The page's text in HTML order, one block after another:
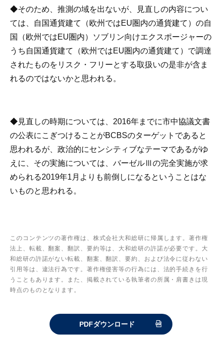
◆そのため、推測の域を出ないが、見直しの内容につい
ては、自国通貨建て（欧州ではEU圏内の通貨建て）の自
国（欧州ではEU圏内）ソブリン向けエクスポージャーの
うち自国通貨建て（欧州ではEU圏内の通貨建て）で調達
されたものをリスク・フリーとする取扱いの是非が含ま
れるのではないかと思われる。
◆見直しの時期については、2016年までに市中協議文書
の公表にこぎつけることがBCBSのターゲットであると
思われるが、政治的にセンシティブなテーマであるがゆ
えに、その実施については、バーゼルⅢの完全実施が求
められる2019年1月よりも前倒しになるということはな
いものと思われる。
このコンテンツの著作権は、株式会社大和総研に帰属します。著作権
法上、転載、翻案、翻訳、要約等は、大和総研の許諾が必要です。大
和総研の許諾がない転載、翻案、翻訳、要約、および法令に従わない
引用等は、違法行為です。著作権侵害等の行為には、法的手続きを行
うこともあります。また、掲載されている執筆者の所属・肩書きは現
時点のものとなります。
PDFダウンロード